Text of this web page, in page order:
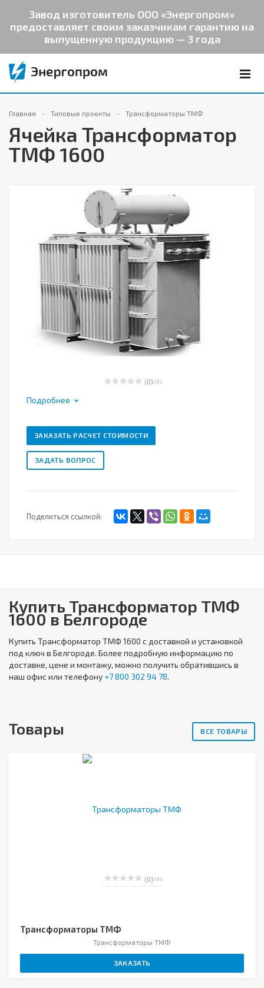
Завод изготовитель ООО «Энергопром»
предоставляет своим заказчикам гарантию на
выпущенную продукцию — 3 года
Главная Типовые проекты Трансформаторы ТМФ
Ячейка Трансформатор
ТМФ 1600
(0) ( 0 )
Подробнее
ЗАКАЗАТЬ РАСЧЕТ СТОИМОСТИ
ЗАДАТЬ ВОПРОС
Поделиться ссылкой:
Купить Трансформатор ТМФ
1600 в Белгороде
Купить Трансформатор ТМФ 1600 с доставкой и установкой
под ключ в Белгороде. Более подробную информацию по
доставке, цене и монтажу, можно получить обратившись в
наш офис или телефону +7 800 302 94 78.
Товары ВСЕ ТОВАРЫ
(0) ( 0 )
Трансформаторы ТМФ
Трансформаторы ТМФ
ЗАКАЗАТЬ